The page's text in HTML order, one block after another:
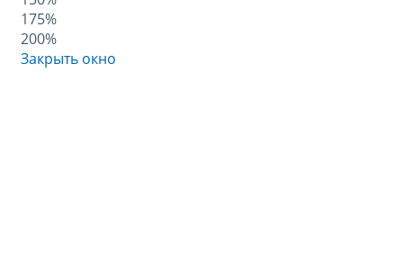
175%
200%
Закрыть окно